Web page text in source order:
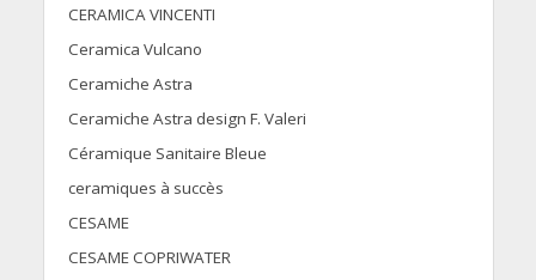
CERAMICA VINCENTI
Ceramica Vulcano
Ceramiche Astra
Ceramiche Astra design F. Valeri
Céramique Sanitaire Bleue
ceramiques à succès
CESAME
CESAME COPRIWATER